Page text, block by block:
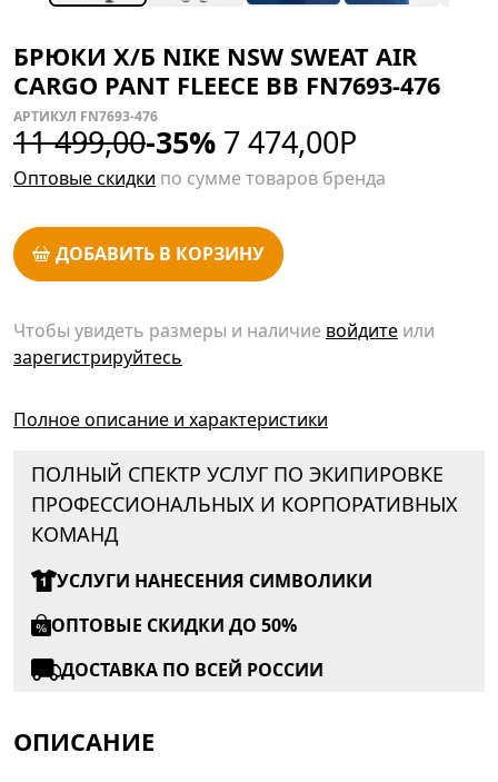
БРЮКИ Х/Б NIKE NSW SWEAT AIR
CARGO PANT FLEECE BB FN7693-476
АРТИКУЛ FN7693-476
11 499,00-35% 7 474,00Р
Оптовые скидки по сумме товаров бренда
ДОБАВИТЬ В КОРЗИНУ
Чтобы увидеть размеры и наличие войдите или
зарегистрируйтесь
Полное описание и характеристики
ПОЛНЫЙ СПЕКТР УСЛУГ ПО ЭКИПИРОВКЕ
ПРОФЕССИОНАЛЬНЫХ И КОРПОРАТИВНЫХ
КОМАНД
УСЛУГИ НАНЕСЕНИЯ СИМВОЛИКИ
ОПТОВЫЕ СКИДКИ ДО 50%
ДОСТАВКА ПО ВСЕЙ РОССИИ
ОПИСАНИЕ